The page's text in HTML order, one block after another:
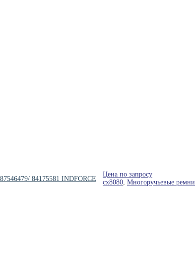
84175581 INDFORCE
Цена по запросу
cx8080 Многоручьевые ремни